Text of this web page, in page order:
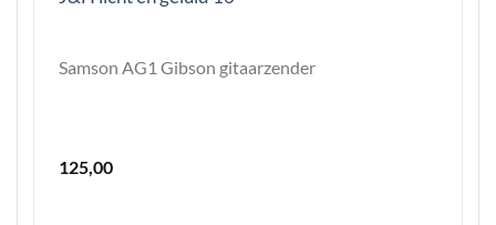
Samson AG1 Gibson gitaarzender
125,00